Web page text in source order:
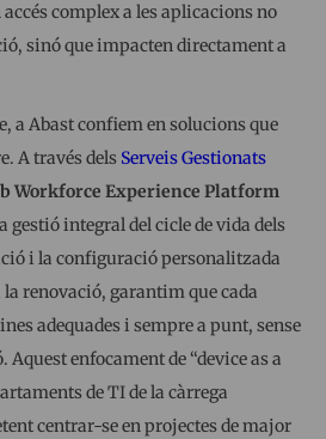
complex a les aplicacions no
sinó que impacten directament a
a Abast confiem en solucions que
A través dels Serveis Gestionats
Workforce Experience Platform
gestió integral del cicle de vida dels
i la configuració personalitzada
renovació, garantim que cada
adequades i sempre a punt, sense
enfocament de “device as a
de TI de la càrrega
centrar-se en projectes de major